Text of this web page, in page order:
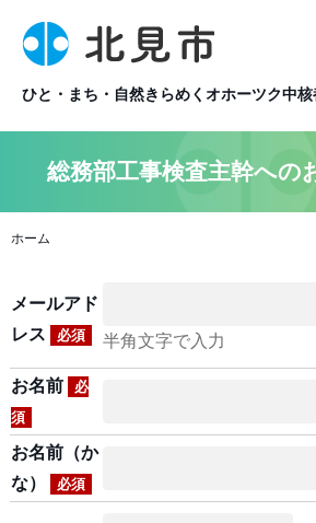
ひと・まち・自然きらめくオホーツク中核
総務部工事検査主幹への
ホーム
メールアド
レス
必須 半角文字で入力
お名前
必
須
お名前（か
な）
必須